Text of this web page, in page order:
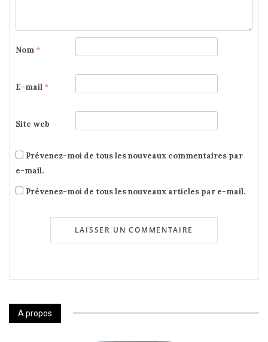
Nom *
E-mail *
Site web
Prévenez-moi de tous les nouveaux commentaires par
e-mail.
Prévenez-moi de tous les nouveaux articles par e-mail.
A propos